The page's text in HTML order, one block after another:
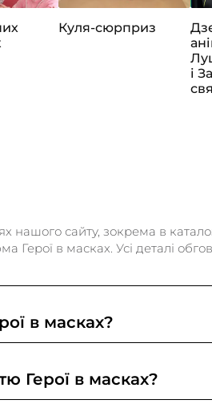
Куля-сюрприз
і
нашого сайту, зокрема в
Герої в масках. Усі деталі
в масках?
Герої в масках?